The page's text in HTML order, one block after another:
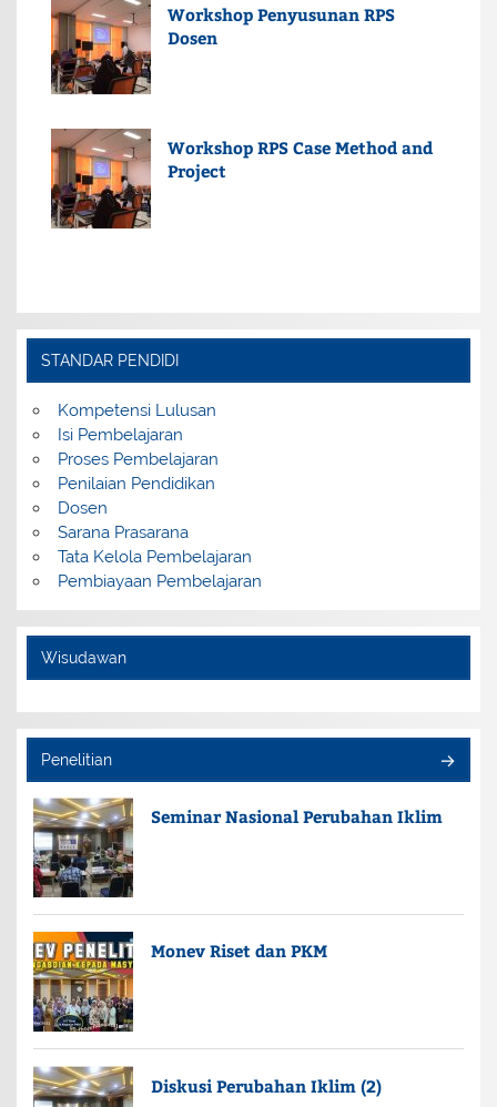
Workshop Penyusunan RPS
Dosen
Workshop RPS Case Method and
Project
STANDAR PENDIDI
Kompetensi Lulusan
Isi Pembelajaran
Proses Pembelajaran
Penilaian Pendidikan
Dosen
Sarana Prasarana
Tata Kelola Pembelajaran
Pembiayaan Pembelajaran
Wisudawan
Penelitian
Seminar Nasional Perubahan Iklim
Monev Riset dan PKM
Diskusi Perubahan Iklim (2)